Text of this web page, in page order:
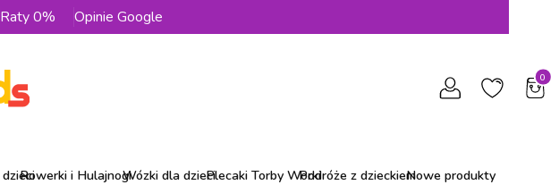
Raty 0% Opinie Google
Rowerki i HulajnogiWózki dla dzieciPlecaki Torby WorkiPodróże z dzieckiemNowe produkty